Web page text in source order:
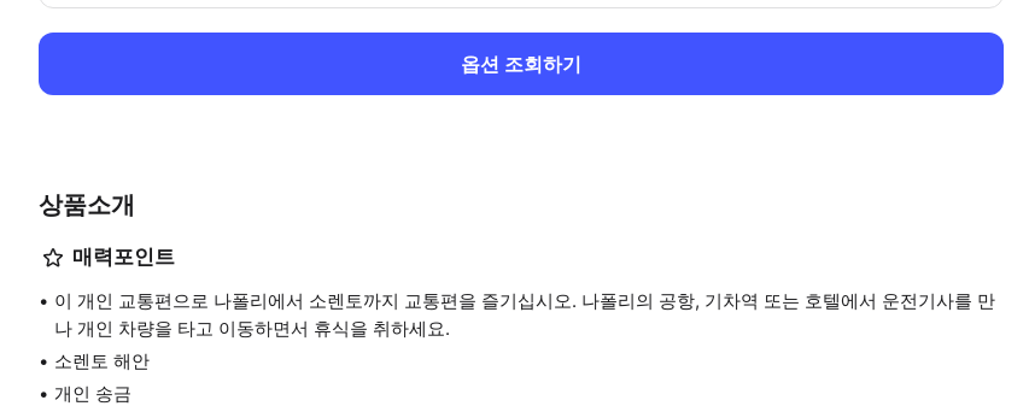
옵션 조회하기
상품소개
매력포인트
이 개인 교통편으로 나폴리에서 소렌토까지 교통편을 즐기십시오. 나폴리의 공항, 기차역 또는 호텔에서 운전기사를 만
나 개인 차량을 타고 이동하면서 휴식을 취하세요.
소렌토 해안
개인 송금